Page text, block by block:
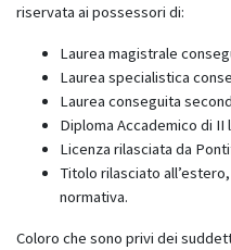
riservata ai possessori di:
Laurea magistrale
Laurea specialistica
Laurea conseguita
Diploma Accademico di II
Licenza rilasciata da
Titolo rilasciato
normativa.
Coloro che sono privi dei